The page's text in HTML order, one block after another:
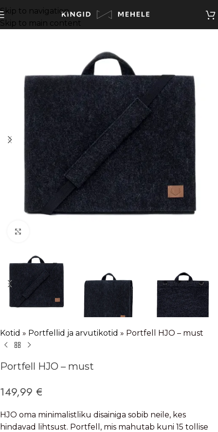
Skip to navigation
Skip to main content
Kotid » Portfellid ja arvutikotid » Portfell HJO – must
Portfell HJO – must
149,99 €
HJO oma minimalistliku disainiga sobib neile, kes
hindavad lihtsust. Portfell, mis mahutab kuni 15 tollise